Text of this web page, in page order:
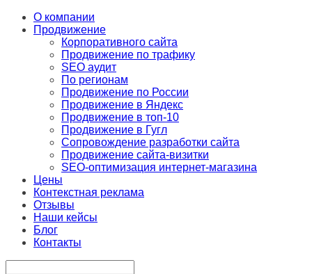
О компании
Продвижение
Корпоративного сайта
Продвижение по трафику
SEO аудит
По регионам
Продвижение по России
Продвижение в Яндекс
Продвижение в топ-10
Продвижение в Гугл
Сопровождение разработки сайта
Продвижение сайта-визитки
SEO-оптимизация интернет-магазина
Цены
Контекстная реклама
Отзывы
Наши кейсы
Блог
Контакты